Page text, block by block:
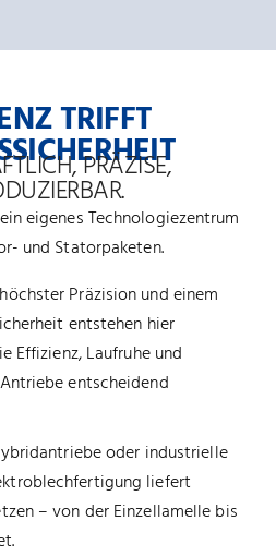
TRIFFT
PRÄZISE,
eigenes Technologiezentrum
und Statorpaketen.
Präzision und einem
entstehen hier
Effizienz, Laufruhe und
entscheidend
oder industrielle
liefert
– von der Einzellamelle bis